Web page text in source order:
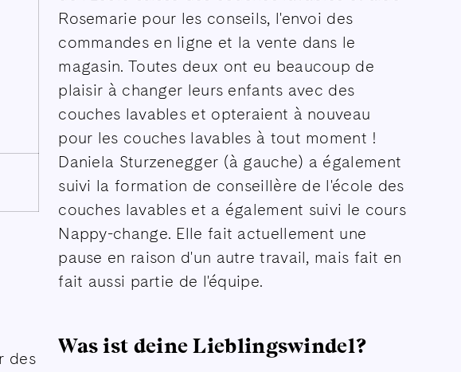
Rosemarie pour les conseils, l'envoi des
commandes en ligne et la vente dans le
magasin. Toutes deux ont eu beaucoup de
plaisir à changer leurs enfants avec des
couches lavables et opteraient à nouveau
pour les couches lavables à tout moment !
Daniela Sturzenegger (à gauche) a également
suivi la formation de conseillère de l'école des
couches lavables et a également suivi le cours
Nappy-change. Elle fait actuellement une
pause en raison d'un autre travail, mais fait en
fait aussi partie de l'équipe.
des
Was ist deine Lieblingswindel?